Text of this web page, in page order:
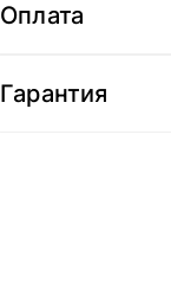
Оплата
Гарантия